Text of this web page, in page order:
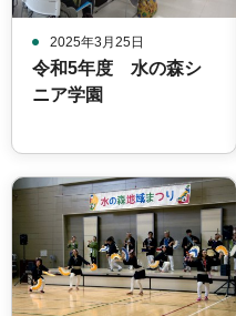
2025年3月25日
令和5年度 水の森シ
ニア学園